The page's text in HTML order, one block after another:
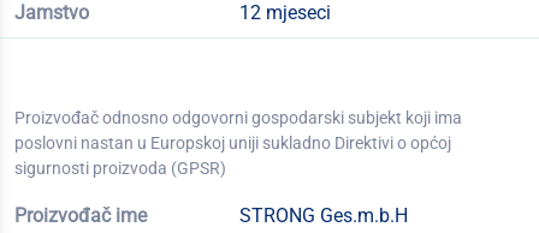
Jamstvo 12 mjeseci
Proizvođač odnosno odgovorni gospodarski subjekt koji ima
poslovni nastan u Europskoj uniji sukladno Direktivi o općoj
sigurnosti proizvoda (GPSR)
Proizvođač ime
STRONG Ges.m.b.H